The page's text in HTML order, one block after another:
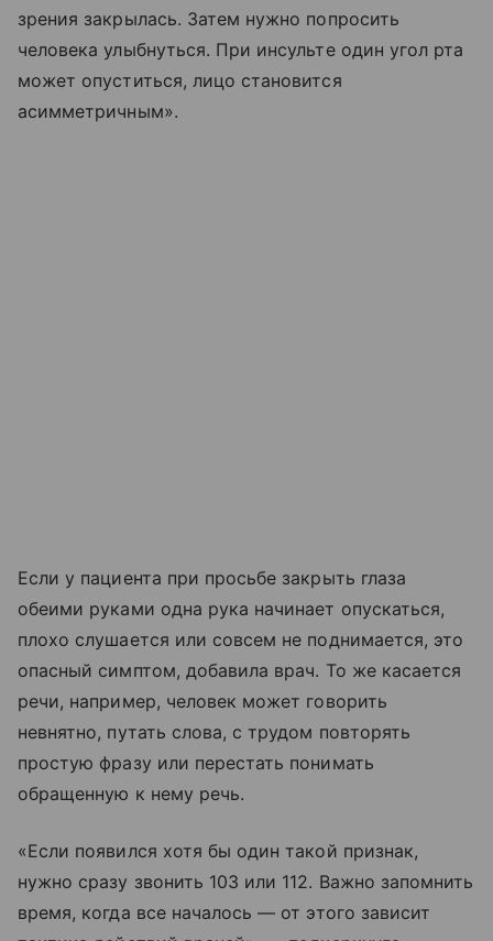
зрения закрылась. Затем нужно попросить
человека улыбнуться. При инсульте один угол рта
может опуститься, лицо становится
асимметричным».
Если у пациента при просьбе закрыть глаза
обеими руками одна рука начинает опускаться,
плохо слушается или совсем не поднимается, это
опасный симптом, добавила врач. То же касается
речи, например, человек может говорить
невнятно, путать слова, с трудом повторять
простую фразу или перестать понимать
обращенную к нему речь.
«Если появился хотя бы один такой признак,
нужно сразу звонить 103 или 112. Важно запомнить
время, когда все началось — от этого зависит